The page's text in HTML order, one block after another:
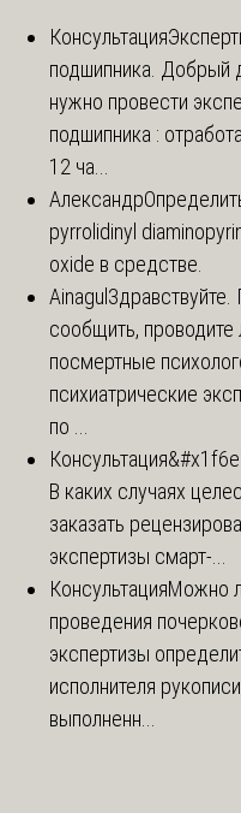
Консультация
подшипника. Добрый
нужно провести
подшипника :
12 ча...
Александр
pyrrolidinyl
oxide в средстве.
Ainagul
сообщить, проводите
посмертные
психиатрические
по ...
Консультация
В каких случаях
заказать
экспертизы смарт-...
КонсультацияМожно
проведения
экспертизы
исполнителя
выполненн...